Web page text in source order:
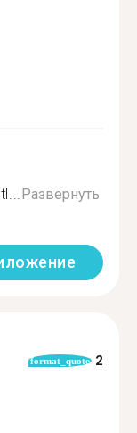
Развернуть
format_quote 2